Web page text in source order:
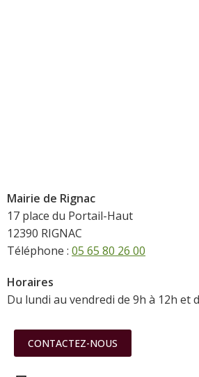
Mairie de Rignac
17 place du Portail-Haut
12390 RIGNAC
Téléphone : 05 65 80 26 00
Horaires
Du lundi au vendredi de 9h à 12h et
CONTACTEZ-NOUS